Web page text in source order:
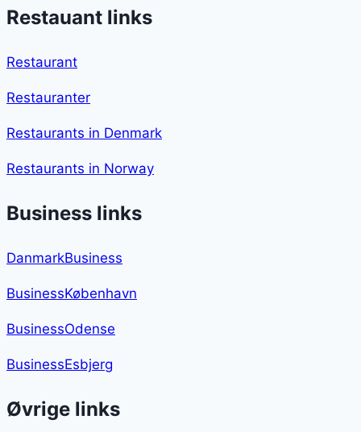
Restauant links
Restaurant
Restauranter
Restaurants in Denmark
Restaurants in Norway
Business links
DanmarkBusiness
BusinessKøbenhavn
BusinessOdense
BusinessEsbjerg
Øvrige links